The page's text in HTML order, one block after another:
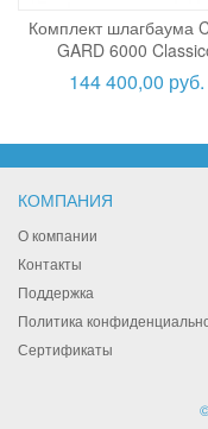
Комплект шлагбаума
GARD 6000
144 400,00 руб.
КОМПАНИЯ
О компании
Контакты
Поддержка
Политика
Сертификаты